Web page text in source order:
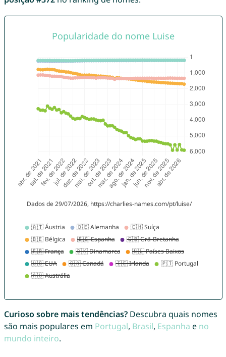
Curioso sobre mais tendências?Descubra quais nomes
são mais populares em Portugal, Brasil, Espanha e no
mundo inteiro.